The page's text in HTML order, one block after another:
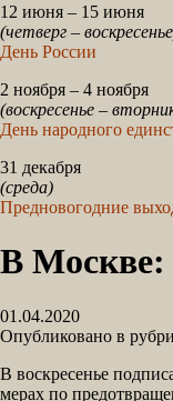
12 июня – 15 июня
(четверг –
День России
2 ноября – 4 ноября
(воскресенье –
День народного
31 декабря
(среда)
Предновогодние
В Москве:
01.04.2020
Опубликовано в
В воскресенье
мерах по